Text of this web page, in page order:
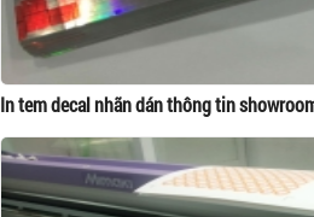
In tem decal nhãn dán thông tin